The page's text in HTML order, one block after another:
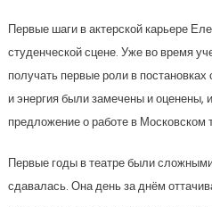
Первые шаги в актерской карьере
студенческой сцене. Уже во время
получать первые роли в постановках
и энергия были замечены и оценены,
предложение о работе в Московском
Первые годы в театре были
сдавалась. Она день за днём